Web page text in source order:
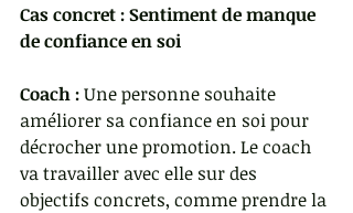
Cas concret : Sentiment de manque
de confiance en soi
Coach : Une personne souhaite
améliorer sa confiance en soi pour
décrocher une promotion. Le coach
va travailler avec elle sur des
objectifs concrets, comme prendre la